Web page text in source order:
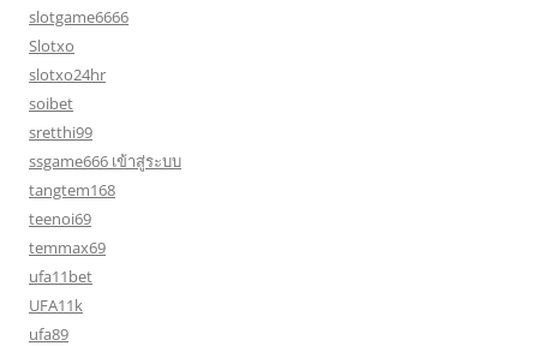
slotgame6666
Slotxo
slotxo24hr
soibet
sretthi99
ssgame666 เข้าสู่ระบบ
tangtem168
teenoi69
temmax69
ufa11bet
UFA11k
ufa89